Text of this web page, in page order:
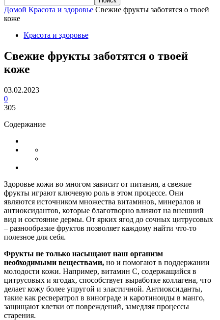
Домой Красота и здоровье Свежие фрукты заботятся о твоей
коже
Красота и здоровье
Свежие фрукты заботятся о твоей
коже
03.02.2023
0
305
Содержание
Здоровье кожи во многом зависит от питания, а свежие
фрукты играют ключевую роль в этом процессе. Они
являются источником множества витаминов, минералов и
антиоксидантов, которые благотворно влияют на внешний
вид и состояние дермы. От ярких ягод до сочных цитрусовых
– разнообразие фруктов позволяет каждому найти что-то
полезное для себя.
Фрукты не только насыщают наш организм
необходимыми веществами, но и помогают в поддержании
молодости кожи. Например, витамин C, содержащийся в
цитрусовых и ягодах, способствует выработке коллагена, что
делает кожу более упругой и эластичной. Антиоксиданты,
такие как ресвератрол в винограде и каротиноиды в манго,
защищают клетки от повреждений, замедляя процессы
старения.